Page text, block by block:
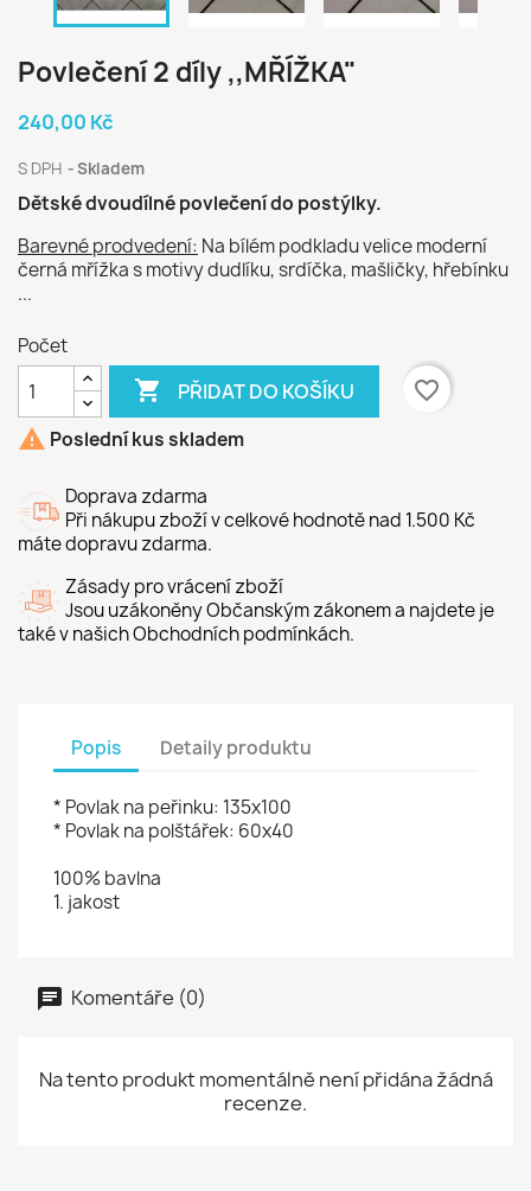
Povlečení 2 díly ,,MŘÍŽKA"
240,00 Kč
S DPH Skladem
Dětské dvoudílné povlečení do postýlky.
Barevné prodvedení: Na bílém podkladu velice moderní
černá mřížka s motivy dudlíku, srdíčka, mašličky, hřebínku
...
Počet
 PŘIDAT DO KOŠÍKU
favorite_border
 Poslední kus skladem
Doprava zdarma
Při nákupu zboží v celkové hodnotě nad 1.500 Kč
máte dopravu zdarma.
Zásady pro vrácení zboží
Jsou uzákoněny Občanským zákonem a najdete je
také v našich Obchodních podmínkách.
Popis Detaily produktu
* Povlak na peřinku: 135x100
* Povlak na polštářek: 60x40
100% bavlna
1. jakost
Komentáře (0)
Na tento produkt momentálně není přidána žádná
recenze.